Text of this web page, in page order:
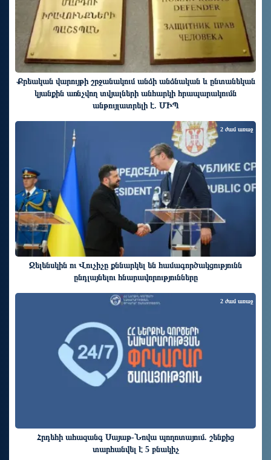
Քրեական վարույթի շրջանակում անձի անձնական և ընտանեկան
կյանքին առնչվող տվյալների անհարկի հրապարակումն
անթույլատրելի է. ՄԻՊ
Զելենսկին ու Վուչիչը քննարկել են համագործակցությունն
ընդլայնելու հնարավորությունները
2 ժամ առաջ
Հրդեհի ահազանգ Սայաթ-Նովա պողոտայում. շենքից
տարհանվել է 5 բնակիչ
2 ժամ առաջ